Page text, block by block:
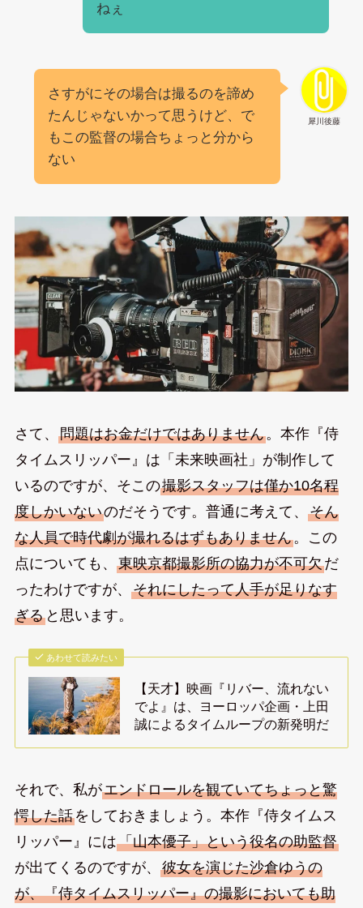
ねぇ
犀川後藤
さすがにその場合は撮るのを諦め
たんじゃないかって思うけど、で
もこの監督の場合ちょっと分から
ない
さて、 問題はお金だけではありません。本作『侍
タイムスリッパー』は「未来映画社」が制作して
いるのですが、そこの撮影スタッフは僅か10名程
度しかいないのだそうです。普通に考えて、 そん
な人員で時代劇が撮れるはずもありません。この
点についても、 東映京都撮影所の協力が不可欠だ
ったわけですが、 それにしたって人手が足りなす
ぎると思います。
あわせて読みたい
【天才】映画『リバー、流れない
でよ』は、ヨーロッパ企画・上田
誠によるタイムループの新発明だ
それで、私がエンドロールを観ていてちょっと驚
愕した話をしておきましょう。本作『侍タイムス
リッパー』には「山本優子」という役名の助監督
が出てくるのですが、 彼女を演じた沙倉ゆうの
が、『侍タイムスリッパー』の撮影においても助